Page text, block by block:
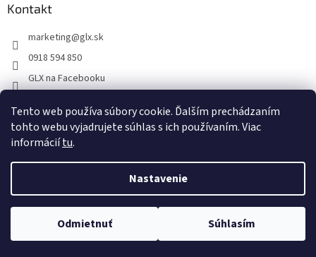
Tento web používa súbory cookie. Ďalším prechádzaním
tohto webu vyjadrujete súhlas s ich používaním. Viac
informáciítu.
Nastavenie
Odmietnuť Súhlasím
Kontakt
marketing@glx.sk
0918 594 850
GLX na Facebooku
Copyright 2026GLX. Všetky práva vyhradené.Upraviť nastavenie